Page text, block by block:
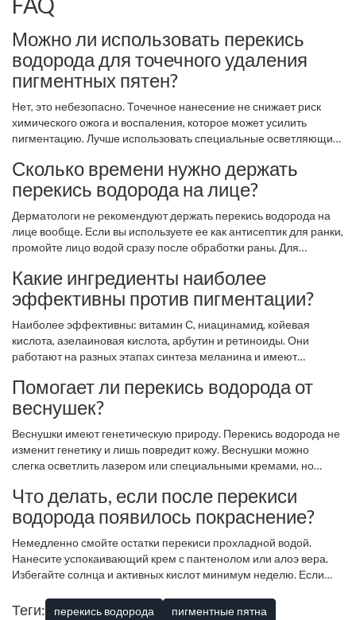
за 20 минут до выхода на улицу и обновляйте каждые 2 часа
при активном солнце.
Можно ли использовать перекись
водорода для точечного удаления
пигментных пятен?
Нет, это небезопасно. Точечное нанесение не снижает риск
химического ожога и воспаления, которое может усилить
пигментацию. Лучше использовать специальные осветляющие
Сколько времени нужно держать
перекись водорода на лице?
Дерматологи не рекомендуют держать перекись водорода на
лице вообще. Если вы используете ее как антисептик для ранки,
промойте лицо водой сразу после обработки раны. Для
Какие ингредиенты наиболее
эффективны против пигментации?
Наиболее эффективны: витамин С, ниацинамид, койевая
кислота, азелаиновая кислота, арбутин и ретиноиды. Они
работают на разных этапах синтеза меланина и имеют
Помогает ли перекись водорода от
веснушек?
Веснушки имеют генетическую природу. Перекись водорода не
изменит генетику и лишь повредит кожу. Веснушки можно
слегка осветлить лазером или специальными кремами, но
Что делать, если после перекиси
водорода появилось покраснение?
Немедленно смойте остатки перекиси прохладной водой.
Нанесите успокаивающий крем с пантенолом или алоэ вера.
Избегайте солнца и активных кислот минимум неделю. Если
боль, обратитесь к врачу.
Теги: перекись водорода пигментные пятна